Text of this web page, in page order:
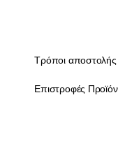
Τρόποι
Επιστροφές